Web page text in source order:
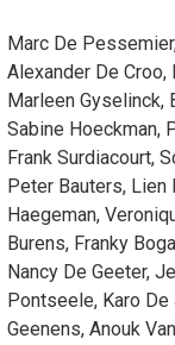
Marc De Pessemier
Alexander De Croo,
Marleen Gyselinck,
Sabine Hoeckman,
Frank Surdiacourt,
Peter Bauters, Lien
Haegeman,
Burens, Franky
Nancy De Geeter,
Pontseele, Karo
Geenens, Anouk